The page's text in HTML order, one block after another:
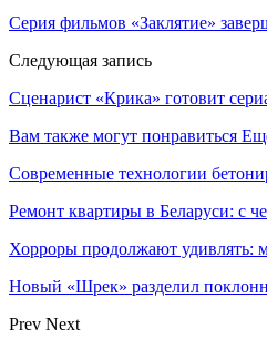
Серия фильмов «Заклятие»
Следующая запись
Сценарист «Крика» готовит
Вам также могут понравиться
Современные технологии
Ремонт квартиры в Беларуси: с
Хорроры продолжают удивлять:
Новый «Шрек» разделил
Prev Next